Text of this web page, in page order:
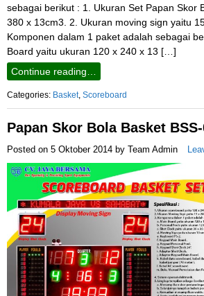
sebagai berikut : 1. Ukuran Set Papan Skor
380 x 13cm3. 2. Ukuran moving sign yaitu
Komponen dalam 1 paket adalah sebagai
Board yaitu ukuran 120 x 240 x 13 […]
Continue reading…
Categories: Basket, Scoreboard
Papan Skor Bola Basket
Posted on 5 Oktober 2014 by Team Admin